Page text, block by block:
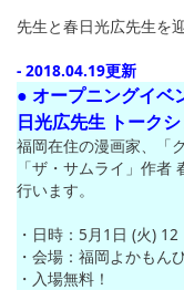
先生と春日光広先生を
- 2018.04.19更新
● オープニングイベ
日光広先生 トーク
福岡在住の漫画家、「
「ザ・サムライ」作
行います。
・日時：5月1日 (火) 12
・会場：福岡よかもん
・入場無料！